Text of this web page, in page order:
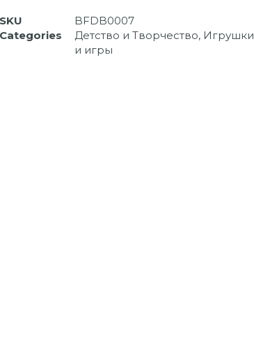
SKU
BFDB0007
Categories
Детство и Творчество, Игрушки
и игры